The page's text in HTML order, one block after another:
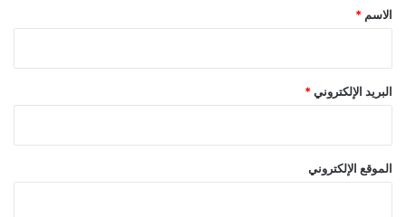
*
الاسم *
البريد الإلكتروني *
الموقع الإلكتروني